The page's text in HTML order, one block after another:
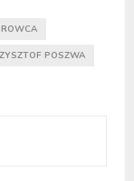
POSZWA